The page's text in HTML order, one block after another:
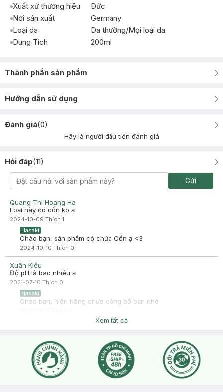
Xuất xứ thương hiệu
Ðức
Nơi sản xuất
Germany
Loại da
Da thường/Mọi loại da
Dung Tích
200ml
Thành phần sản phẩm
Hướng dẫn sử dụng
Đánh giá(0)
Hãy là người đầu tiên đánh giá
Hỏi đáp(11)
Gửi
Quang Thi Hoang Ha
Loại này có cồn ko ạ
2024-10-09 Thích 1
Hasaki
Chào bạn, sản phẩm có chứa Cồn ạ <3
2024-10-10 Thích 0
Xuân Kiều
Độ pH là bao nhiêu ạ
2021-07-10 Thích 0
Hasaki
Chào bạn, hiện hãng chưa công bố bạn nhé
Xem tất cả